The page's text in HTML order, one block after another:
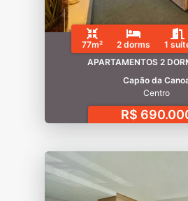
77m² 2 dorms 1
APARTAMENTOS 2
Capão da
Centro
R$